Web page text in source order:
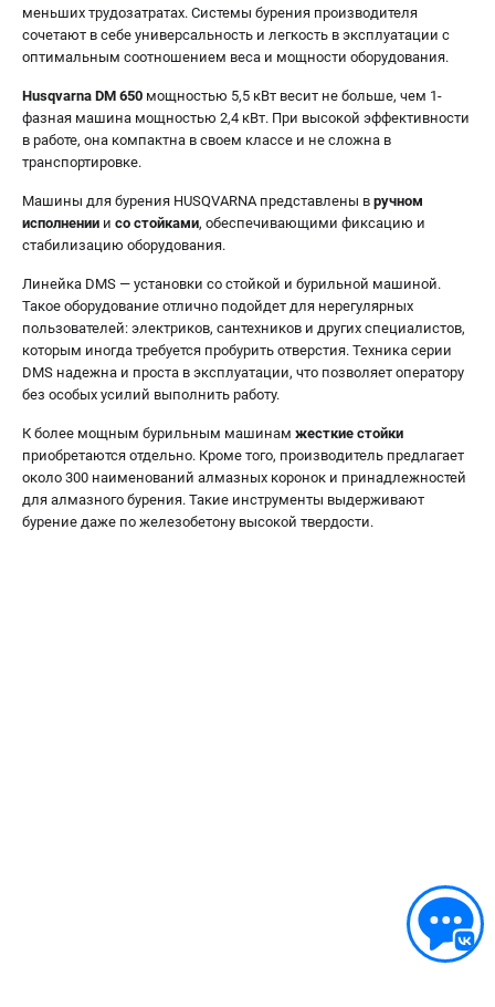
меньших трудозатратах. Системы бурения производителя
сочетают в себе универсальность и легкость в эксплуатации с
оптимальным соотношением веса и мощности оборудования.
Husqvarna DM 650 мощностью 5,5 кВт весит не больше, чем 1-
фазная машина мощностью 2,4 кВт. При высокой эффективности
в работе, она компактна в своем классе и не сложна в
транспортировке.
Машины для бурения HUSQVARNA представлены в ручном
исполнении и со стойками, обеспечивающими фиксацию и
стабилизацию оборудования.
Линейка DMS — установки со стойкой и бурильной машиной.
Такое оборудование отлично подойдет для нерегулярных
пользователей: электриков, сантехников и других специалистов,
которым иногда требуется пробурить отверстия. Техника серии
DMS надежна и проста в эксплуатации, что позволяет оператору
без особых усилий выполнить работу.
К более мощным бурильным машинам жесткие стойки
приобретаются отдельно. Кроме того, производитель предлагает
около 300 наименований алмазных коронок и принадлежностей
для алмазного бурения. Такие инструменты выдерживают
бурение даже по железобетону высокой твердости.